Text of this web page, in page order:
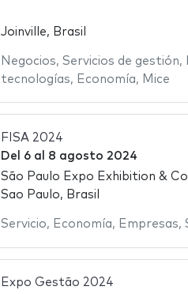
Joinville, Brasil
Negocios, Servicios de gestión,
tecnologías, Economía, Mice
FISA 2024
Del 6al 8 agosto 2024
São Paulo Expo Exhibition &
Sao Paulo, Brasil
Servicio, Economía, Empresas,
Expo Gestão 2024